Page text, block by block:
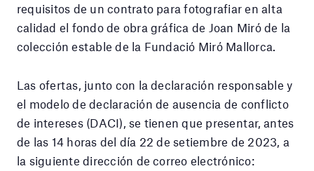
requisitos de un contrato para fotografiar en alta
calidad el fondo de obra gráfica de Joan Miró de la
colección estable de la Fundació Miró Mallorca.
Las ofertas, junto con la declaración responsable y
el modelo de declaración de ausencia de conflicto
de intereses (DACI), se tienen que presentar, antes
de las 14 horas del día 22 de setiembre de 2023, a
la siguiente dirección de correo electrónico: